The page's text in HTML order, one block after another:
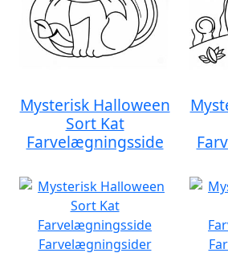
Mysterisk Halloween
Sort Kat
Farvelægningsside